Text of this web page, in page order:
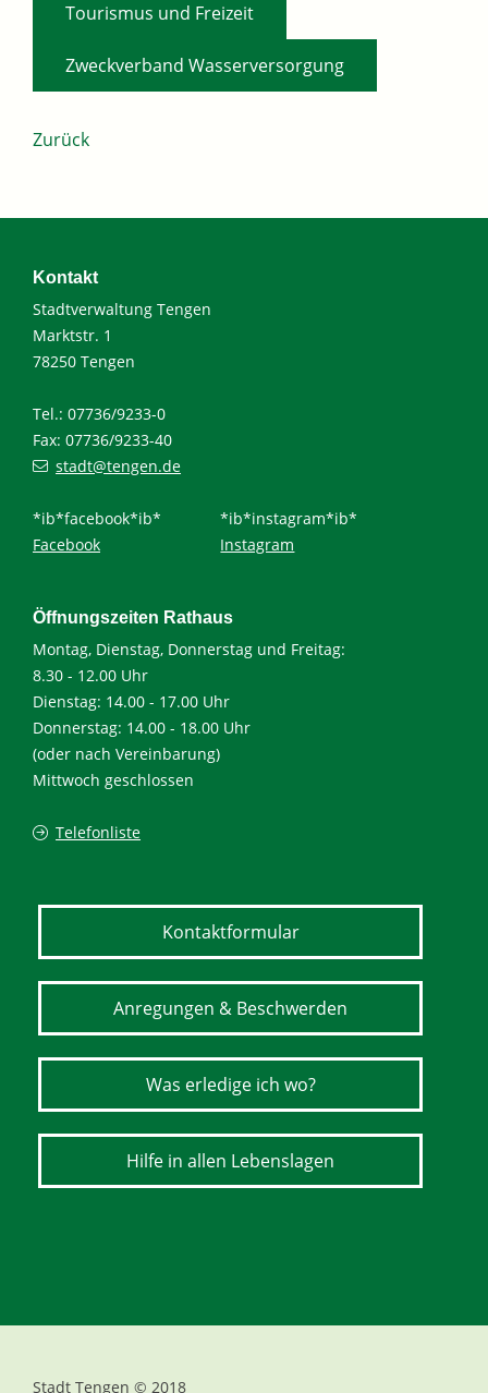
Tourismus und Freizeit
Zweckverband Wasserversorgung
Zurück
Kontakt
Stadtverwaltung Tengen
Marktstr. 1
78250 Tengen
Tel.: 07736/9233-0
Fax: 07736/9233-40
stadt@tengen.de
*ib*facebook*ib*
Facebook
*ib*instagram*ib*
Instagram
Öffnungszeiten Rathaus
Montag, Dienstag, Donnerstag und Freitag:
8.30 - 12.00 Uhr
Dienstag: 14.00 - 17.00 Uhr
Donnerstag: 14.00 - 18.00 Uhr
(oder nach Vereinbarung)
Mittwoch geschlossen
Telefonliste
Kontaktformular
Anregungen & Beschwerden
Was erledige ich wo?
Hilfe in allen Lebenslagen
Stadt Tengen © 2018